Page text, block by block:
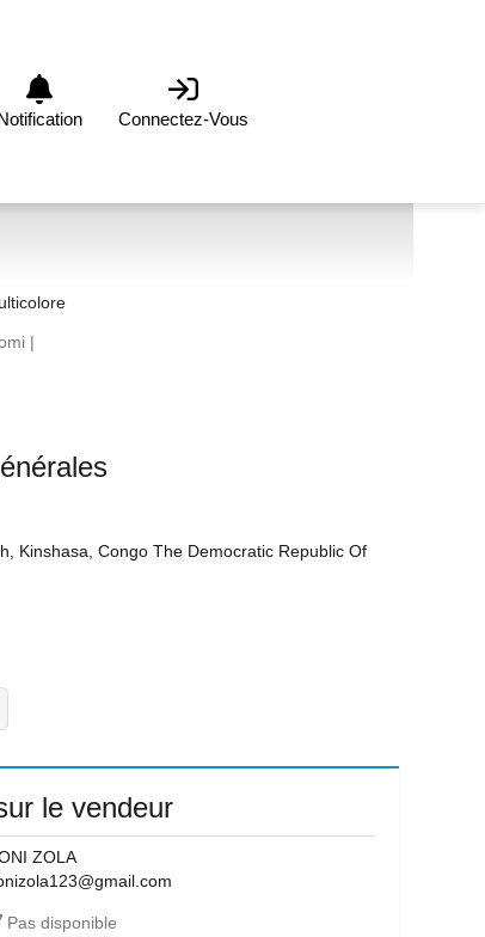
Connectez-Vous
|
Kinshasa, Congo The Democratic Republic Of
le vendeur
ZOLA
Pas disponible